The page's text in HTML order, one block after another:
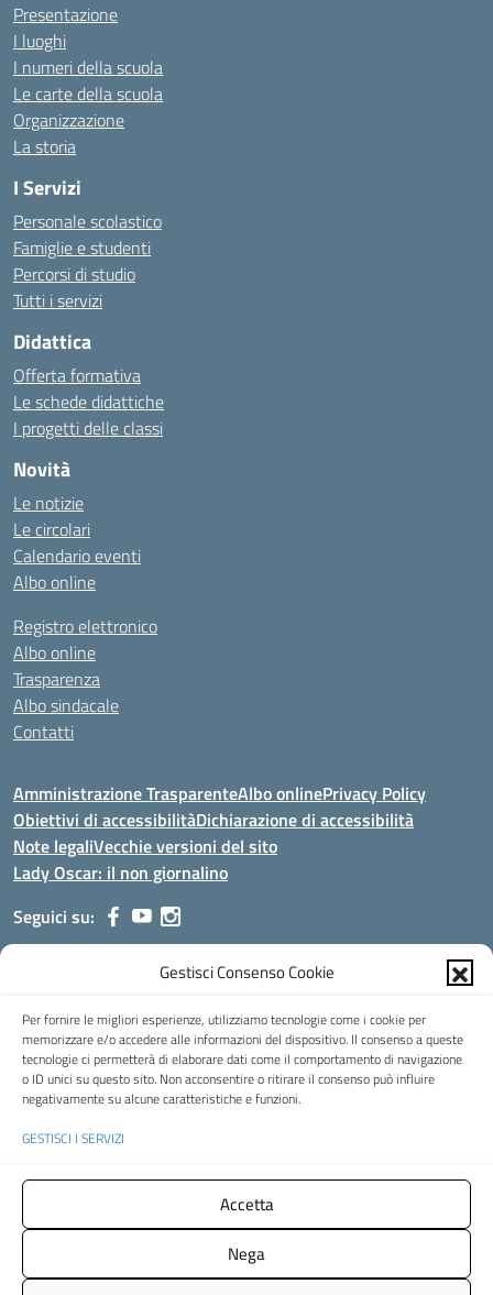
Gestisci Consenso Cookie
Per fornire le migliori esperienze, utilizziamo tecnologie come i cookie per
memorizzare e/o accedere alle informazioni del dispositivo. Il consenso a queste
tecnologie ci permetterà di elaborare dati come il comportamento di navigazione
o ID unici su questo sito. Non acconsentire o ritirare il consenso può influire
negativamente su alcune caratteristiche e funzioni.
GESTISCI I SERVIZI
Accetta
Nega
Presentazione
I luoghi
I numeri della scuola
Le carte della scuola
Organizzazione
La storia
I Servizi
Personale scolastico
Famiglie e studenti
Percorsi di studio
Tutti i servizi
Didattica
Offerta formativa
Le schede didattiche
I progetti delle classi
Novità
Le notizie
Le circolari
Calendario eventi
Albo online
Registro elettronico
Albo online
Trasparenza
Albo sindacale
Contatti
Amministrazione TrasparenteAlbo onlinePrivacy Policy
Obiettivi di accessibilitàDichiarazione di accessibilità
Note legaliVecchie versioni del sito
Lady Oscar: il non giornalino
Seguici su:
Viale Aldo Moro, 51 - 24021 Albino (Bg)
Posta elettronica certificata (PEC):bgis00900b@pec.istruzione.it
Codice fiscale: 95002390169
Codice meccanografico:BGIS00900B
Codice unico di fatturazione (CUF): UFMHLX
Spazio web concesso in uso gratuito daWeb3king, via Pertini 8 ALBINO
Concept & Design by Designers Italia
- Versione del tema: